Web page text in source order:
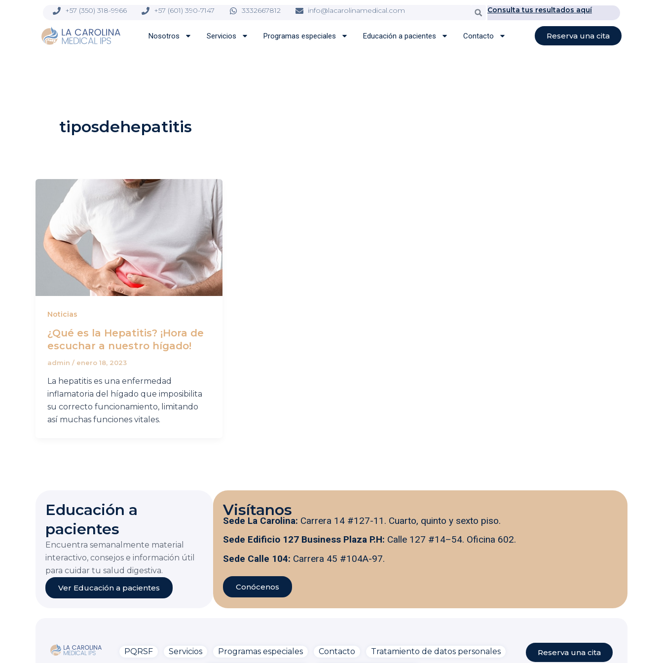
+57 (350) 318-9966 +57 (601) 390-7147 3332667812 info@lacarolinamedical.com Buscar
Consulta tus resultados aquí
Nosotros Servicios Programas especiales Educación a pacientes Contacto Reserva una cita
tiposdehepatitis
Noticias
¿Qué es la Hepatitis? ¡Hora de
escuchar a nuestro hígado!
admin / enero 18, 2023
La hepatitis es una enfermedad
inflamatoria del hígado que imposibilita
su correcto funcionamiento, limitando
así muchas funciones vitales.
Educación a
pacientes
Encuentra semanalmente material
interactivo, consejos e información útil
para cuidar tu salud digestiva.
Ver Educación a pacientes
Visítanos
Sede La Carolina: Carrera 14 #127-11. Cuarto, quinto y sexto piso.
Sede Edificio 127 Business Plaza P.H: Calle 127 #14–54. Oficina 602.
Sede Calle 104: Carrera 45 #104A-97.
Conócenos
PQRSF Servicios Programas especiales Contacto Tratamiento de datos personales Reserva una cita
ayudarte?